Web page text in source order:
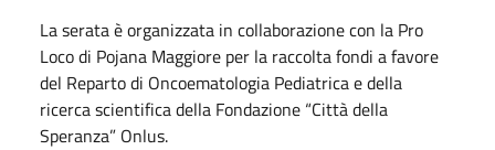
La serata è organizzata in collaborazione con la Pro
Loco di Pojana Maggiore per la raccolta fondi a favore
del Reparto di Oncoematologia Pediatrica e della
ricerca scientifica della Fondazione “Città della
Speranza” Onlus.